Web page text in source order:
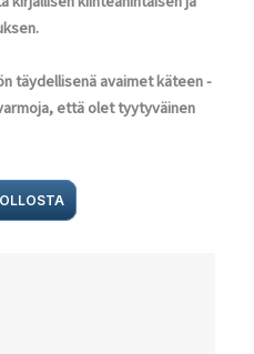
täydellisenä avaimet käteen -
että olet tyytyväinen